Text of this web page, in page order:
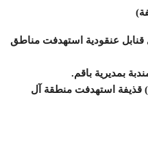
قنابل عنقودية استهدفت مناطق
بمديرية باقم.
قصف سعودي مدفعي ب (30) قذيفة استهدفت منطقة آل